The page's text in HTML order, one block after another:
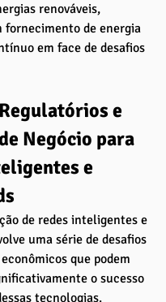
renováveis,
fornecimento de energia
em face de desafios
e
Negócio para
e
de redes inteligentes e
uma série de desafios
que podem
o sucesso
tecnologias.